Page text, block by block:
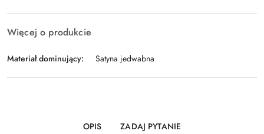
Więcej o produkcie
Materiał dominujący: Satyna jedwabna
OPIS ZADAJ PYTANIE